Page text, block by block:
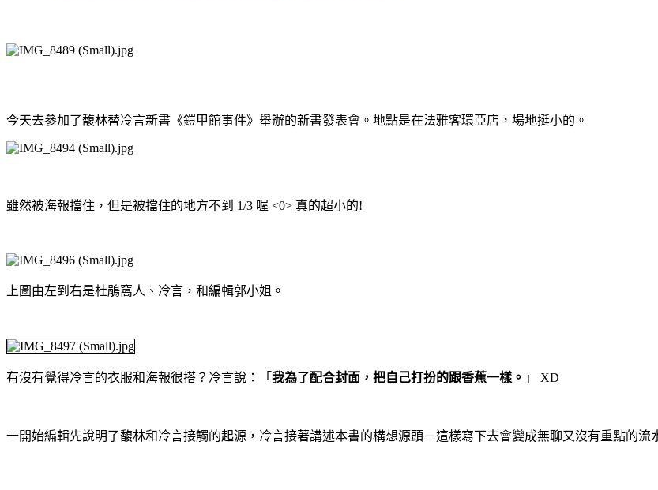
今天去參加了馥林替冷言新書《鎧甲館事件》舉辦的新書發表會。地點是在法雅客環亞店，場地挺小的。
雖然被海報擋住，但是被擋住的地方不到 1/3 喔 <0> 真的超小的!
上圖由左到右是杜鵑窩人、冷言，和編輯郭小姐。
有沒有覺得冷言的衣服和海報很搭？冷言說：「 我為了配合封面，把自己打扮的跟香蕉一樣。 」 XD
一開始編輯先說明了馥林和冷言接觸的起源，冷言接著講述本書的構想源頭－這樣寫下去會變成無聊又沒有重點的流